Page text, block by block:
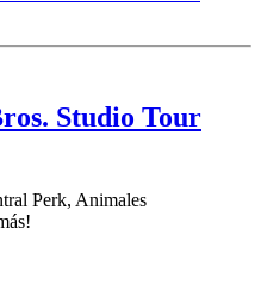
Studio Tour
Perk, Animales